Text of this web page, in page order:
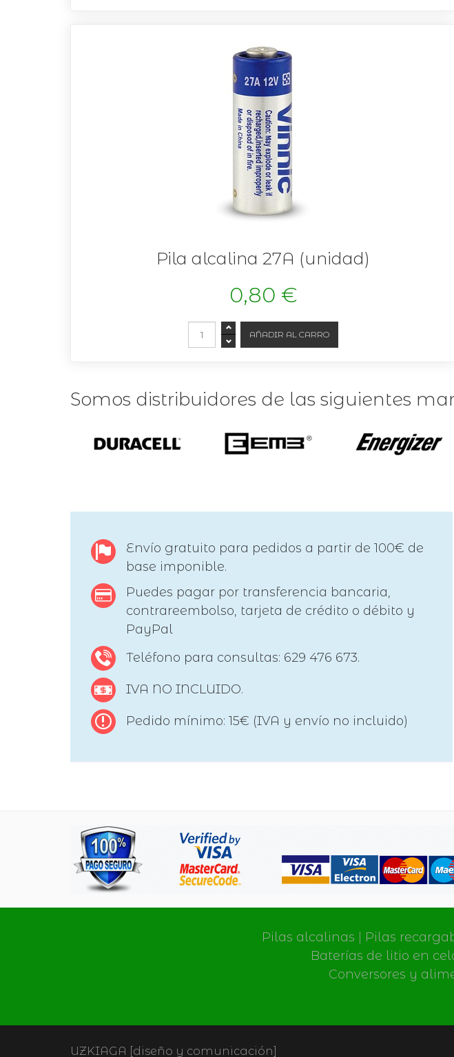
Pila alcalina 27A (unidad)
0,80 €
Somos distribuidores de las siguientes
Envío gratuito para pedidos a partir de 100€ de
base imponible.
Puedes pagar por transferencia bancaria,
contrareembolso, tarjeta de crédito o débito y
PayPal
Teléfono para consultas: 629 476 673.
IVA NO INCLUIDO.
Pedido mínimo: 15€ (IVA y envío no incluido)
Pilas alcalinas Pilas
Baterías de litio en
Conversores y
UZKIAGA [diseño y comunicación]